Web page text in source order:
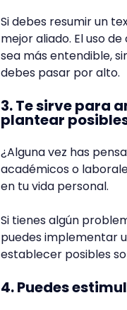
Si debes resumir un
mejor aliado. El uso
sea más entendible,
debes pasar por alto.
3. Te sirve para
plantear
¿Alguna vez has
académicos o
en tu vida personal.
Si tienes algún
puedes implementar
establecer posibles
4. Puedes